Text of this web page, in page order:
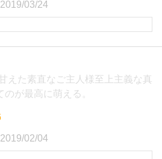
2019/03/24
えた素直なご主人様至上主義な真
のが最高に萌える。
2019/02/04